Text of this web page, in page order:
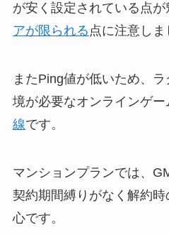
が安く設定されている点が
アが限られる 点に注意しま
またPing値が低いため、
境が必要なオンラインゲー
線です。
マンションプランでは、
契約期間縛りがなく解約
心です。